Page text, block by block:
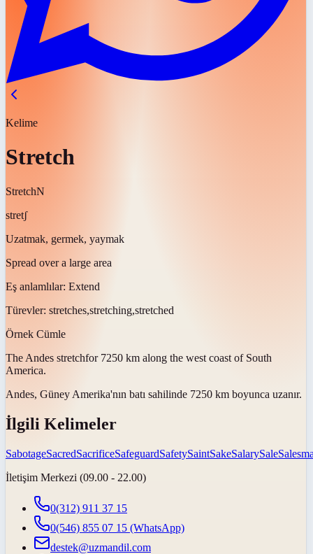
Kelime
Stretch
StretchN
stretʃ
Uzatmak, germek, yaymak
Spread over a large area
Eş anlamlılar: Extend
Türevler: stretches,stretching,stretched
Örnek Cümle
The Andes stretchfor 7250 km along the west coast of South
America.
Andes, Güney Amerika'nın batı sahilinde 7250 km boyunca uzanır.
İlgili Kelimeler
SabotageSacredSacrificeSafeguardSafetySaintSakeSalarySale
İletişim Merkezi (09.00 - 22.00)
0(312) 911 37 15
0(546) 855 07 15 (WhatsApp)
destek@uzmandil.com